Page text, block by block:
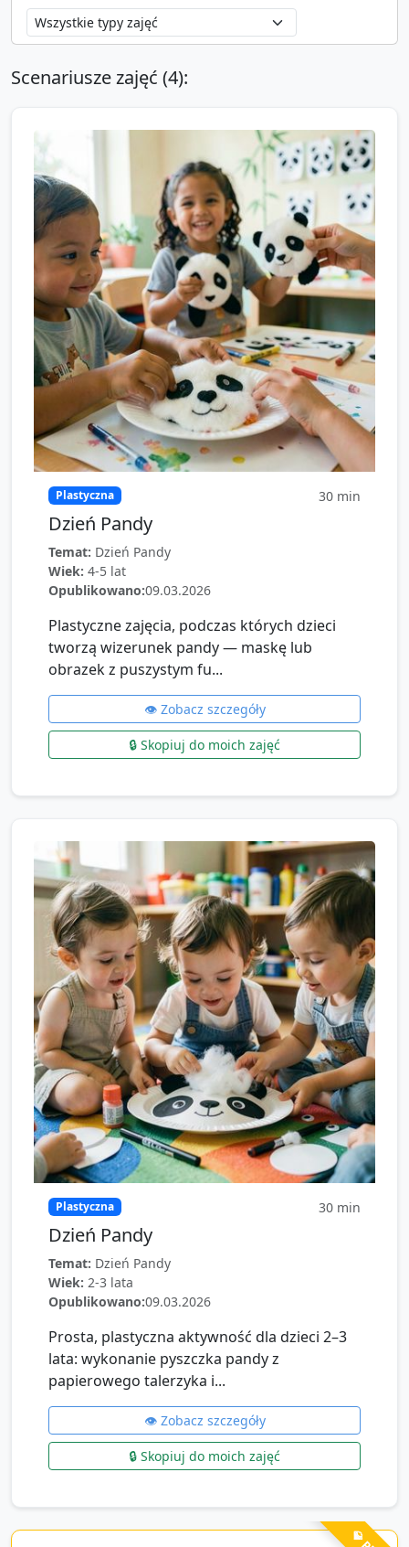
Scenariusze zajęć (4):
Plastyczna 30 min
Dzień Pandy
Temat: Dzień Pandy
Wiek: 4-5 lat
Opublikowano:09.03.2026
Plastyczne zajęcia, podczas których dzieci
tworzą wizerunek pandy — maskę lub
obrazek z puszystym fu...
👁️ Zobacz szczegóły
🔒 Skopiuj do moich zajęć
Plastyczna 30 min
Dzień Pandy
Temat: Dzień Pandy
Wiek: 2-3 lata
Opublikowano:09.03.2026
Prosta, plastyczna aktywność dla dzieci 2–3
lata: wykonanie pyszczka pandy z
papierowego talerzyka i...
👁️ Zobacz szczegóły
🔒 Skopiuj do moich zajęć